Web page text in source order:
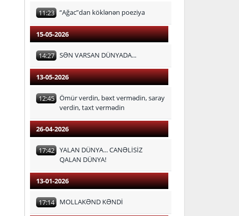
11:23 “Ağac”dan köklənən poeziya
15-05-2026
14:27 SƏN VARSAN DÜNYADA...
13-05-2026
12:45 Ömür verdin, bəxt vermədin, saray
verdin, taxt vermədin
26-04-2026
17:42 YALAN DÜNYA... CANƏLİSİZ
QALAN DÜNYA!
13-01-2026
17:14 MOLLAKƏND KƏNDİ